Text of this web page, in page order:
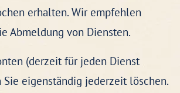
erhalten. Wir empfehlen
Abmeldung von Diensten.
(derzeit für jeden Dienst
Sie eigenständig jederzeit löschen.